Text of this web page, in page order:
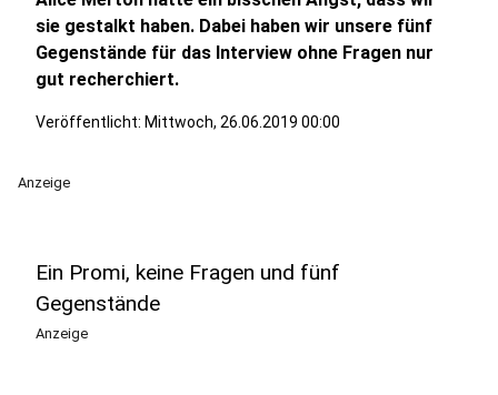
sie gestalkt haben. Dabei haben wir unsere fünf
Gegenstände für das Interview ohne Fragen nur
gut recherchiert.
Veröffentlicht: Mittwoch, 26.06.2019 00:00
Anzeige
Ein Promi, keine Fragen und fünf
Gegenstände
Anzeige